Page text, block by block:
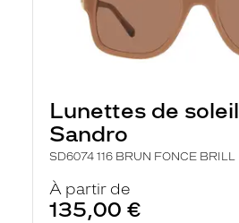
Lunettes de soleil
Sandro
SD6074 116 BRUN FONCE BRILL
À partir de
135,00 €